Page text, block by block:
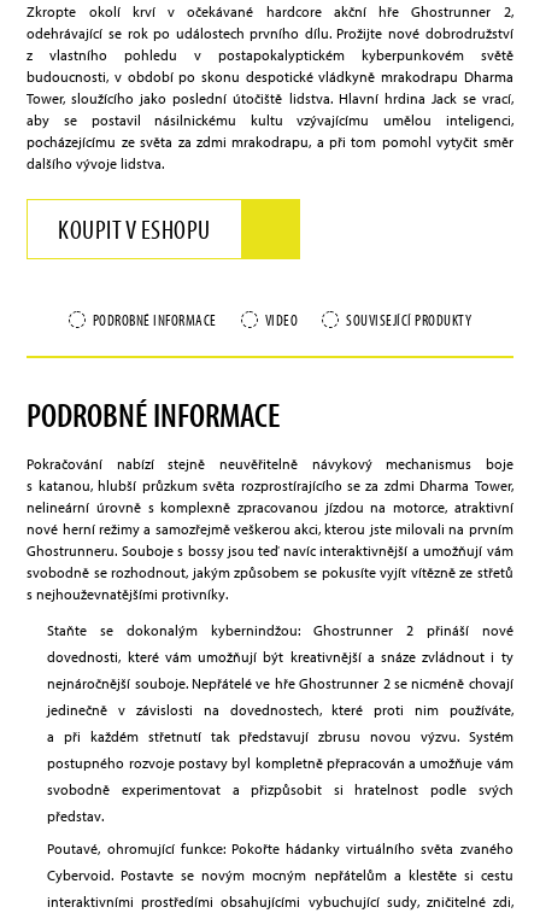
Zkropte okolí krví v očekávané hardcore akční hře Ghostrunner 2,
odehrávající se rok po událostech prvního dílu. Prožijte nové dobrodružství
z vlastního pohledu v postapokalyptickém kyberpunkovém světě
budoucnosti, v období po skonu despotické vládkyně mrakodrapu Dharma
Tower, sloužícího jako poslední útočiště lidstva. Hlavní hrdina Jack se vrací,
aby se postavil násilnickému kultu vzývajícímu umělou inteligenci,
pocházejícímu ze světa za zdmi mrakodrapu, a při tom pomohl vytyčit směr
dalšího vývoje lidstva.
KOUPIT V ESHOPU
PODROBNÉ INFORMACE VIDEO SOUVISEJÍCÍ PRODUKTY
PODROBNÉ INFORMACE
Pokračování nabízí stejně neuvěřitelně návykový mechanismus boje
s katanou, hlubší průzkum světa rozprostírajícího se za zdmi Dharma Tower,
nelineární úrovně s komplexně zpracovanou jízdou na motorce, atraktivní
nové herní režimy a samozřejmě veškerou akci, kterou jste milovali na prvním
Ghostrunneru. Souboje s bossy jsou teď navíc interaktivnější a umožňují vám
svobodně se rozhodnout, jakým způsobem se pokusíte vyjít vítězně ze střetů
s nejhouževnatějšími protivníky.
Staňte se dokonalým kybernindžou: Ghostrunner 2 přináší nové
dovednosti, které vám umožňují být kreativnější a snáze zvládnout i ty
nejnáročnější souboje. Nepřátelé ve hře Ghostrunner 2 se nicméně chovají
jedinečně v závislosti na dovednostech, které proti nim používáte,
a při každém střetnutí tak představují zbrusu novou výzvu. Systém
postupného rozvoje postavy byl kompletně přepracován a umožňuje vám
svobodně experimentovat a přizpůsobit si hratelnost podle svých
představ.
Poutavé, ohromující funkce: Pokořte hádanky virtuálního světa zvaného
Cybervoid. Postavte se novým mocným nepřátelům a klestěte si cestu
interaktivními prostředími obsahujícími vybuchující sudy, zničitelné zdi,